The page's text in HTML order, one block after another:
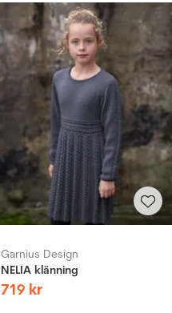
Garnius Design
NELIA klänning
719 kr